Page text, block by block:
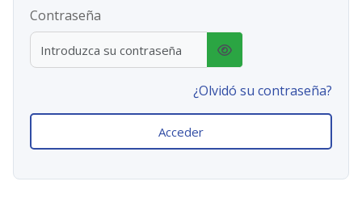
Contraseña
¿Olvidó su contraseña?
Acceder